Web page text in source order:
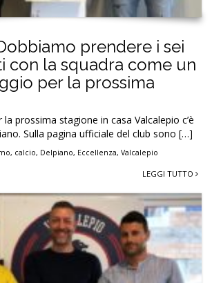
prendere i sei
con la squadra come un
per la prossima
prossima stagione in casa Valcalepio c’è
Sulla pagina ufficiale del club sono […]
, calcio, Delpiano, Eccellenza, Valcalepio
LEGGI TUTTO